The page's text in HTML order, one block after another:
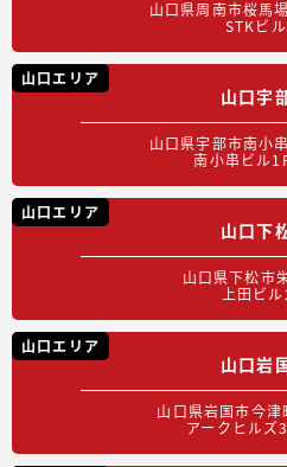
山口県周南市桜馬
STKビ
山口エリア
山口宇
山口県宇部市南小
南小串ビル
山口エリア
山口下
山口県下松市
上田ビ
山口エリア
山口岩
山口県岩国市今
アークヒルズ